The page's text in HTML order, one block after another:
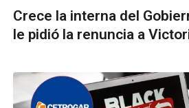
Crece la interna del
le pidió la renuncia a